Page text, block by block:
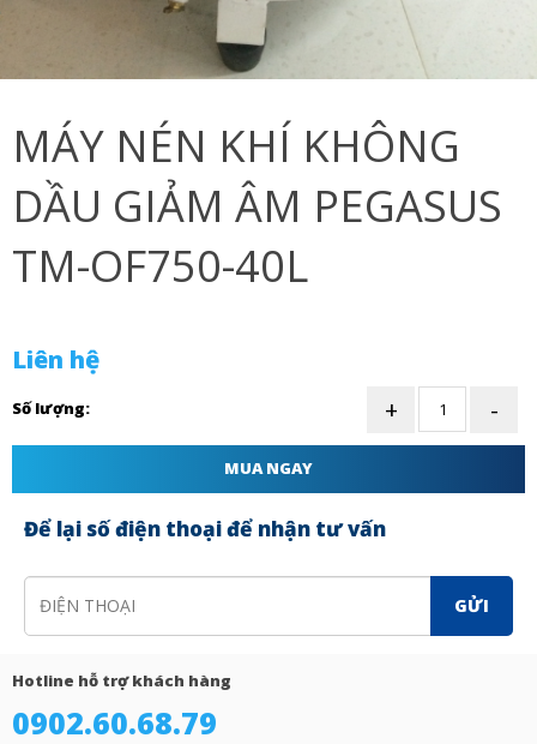
MÁY NÉN KHÍ KHÔNG
DẦU GIẢM ÂM PEGASUS
TM-OF750-40L
Liên hệ
Số lượng:
MUA NGAY
Để lại số điện thoại để nhận tư vấn
GỬI
Hotline hỗ trợ khách hàng
0902.60.68.79